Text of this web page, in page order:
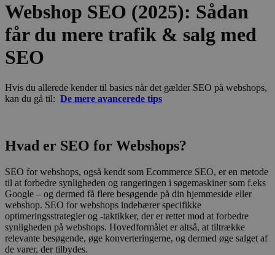
Webshop SEO (2025): Sådan
får du mere trafik & salg med
SEO
Hvis du allerede kender til basics når det gælder SEO på webshops,
kan du gå til: De mere avancerede tips
Hvad er SEO for Webshops?
SEO for webshops, også kendt som Ecommerce SEO, er en metode
til at forbedre synligheden og rangeringen i søgemaskiner som f.eks
Google – og dermed få flere besøgende på din hjemmeside eller
webshop. SEO for webshops indebærer specifikke
optimeringsstrategier og -taktikker, der er rettet mod at forbedre
synligheden på webshops. Hovedformålet er altså, at tiltrække
relevante besøgende, øge konverteringerne, og dermed øge salget af
de varer, der tilbydes.